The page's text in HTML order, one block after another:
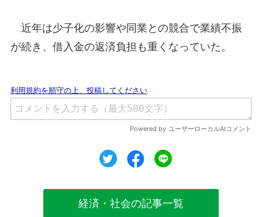
近年は少子化の影響や同業との競合で業績不振
が続き、借入金の返済負担も重くなっていた。
ツイートシェア
経済・社会の記事一覧